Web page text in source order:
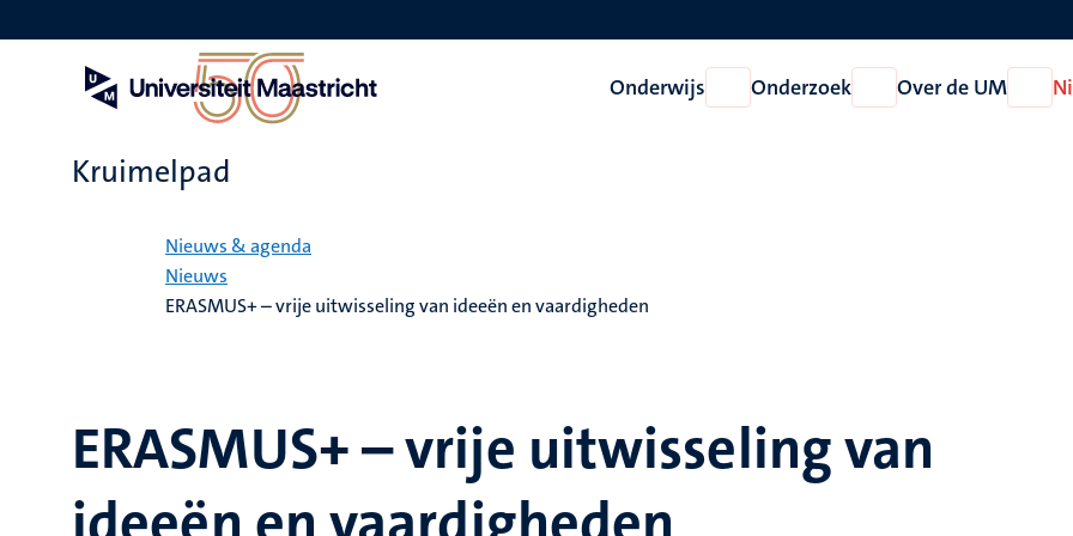
en
Onderwijs
Open
Onderwijs
Onderzoek
Open
Onderzoek
Over de UM
Open
Over
Kruimelpad
Nieuws & agenda
Nieuws
ERASMUS+ – vrije uitwisseling van ideeën en vaardigheden
ERASMUS+ – vrije uitwisseling van